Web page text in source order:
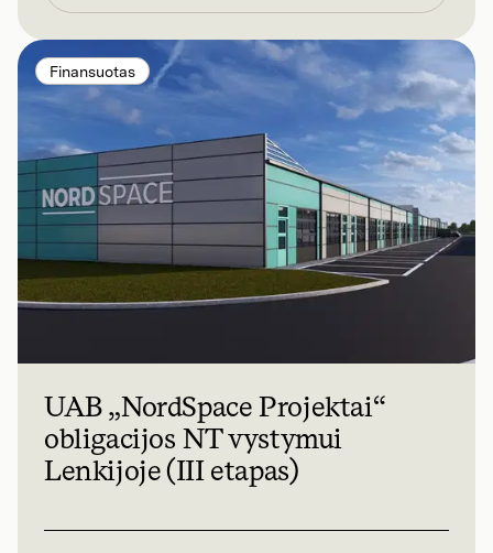
UAB „NordSpace Projektai“
obligacijos NT vystymui
Lenkijoje (III etapas)
Finansuotas